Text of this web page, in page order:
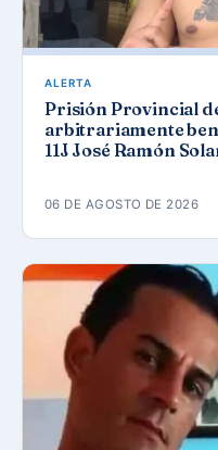
ALERTA
Prisión Provincial
arbitrariamente
11J José Ramón
06 DE AGOSTO DE 2026